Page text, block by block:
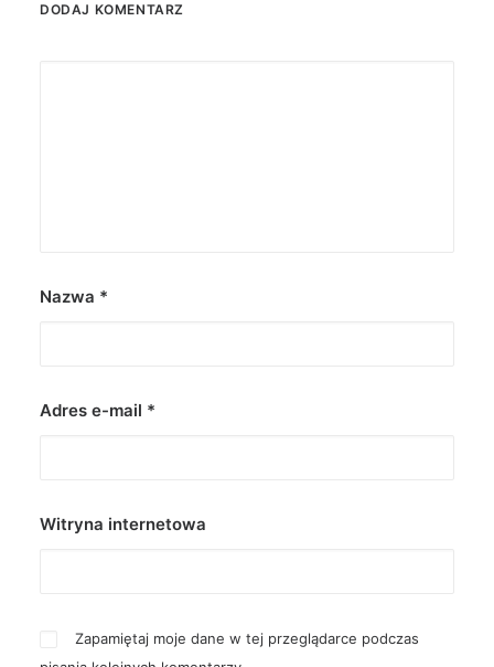
DODAJ KOMENTARZ
Nazwa *
Adres e-mail *
Witryna internetowa
Zapamiętaj moje dane w tej przeglądarce podczas